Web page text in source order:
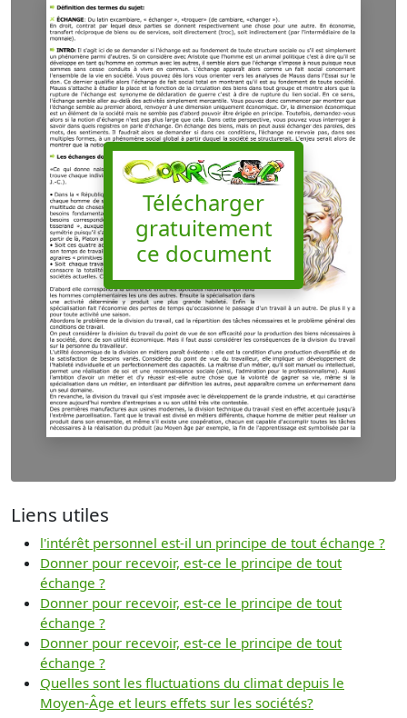
Télécharger
gratuitement
ce document
Liens utiles
l'intérêt personnel est-il un principe de tout échange ?
Donner pour recevoir, est-ce le principe de tout
échange ?
Donner pour recevoir, est-ce le principe de tout
échange ?
Donner pour recevoir, est-ce le principe de tout
échange ?
Quelles sont les fluctuations du climat depuis le
Moyen-Âge et leurs effets sur les sociétés?